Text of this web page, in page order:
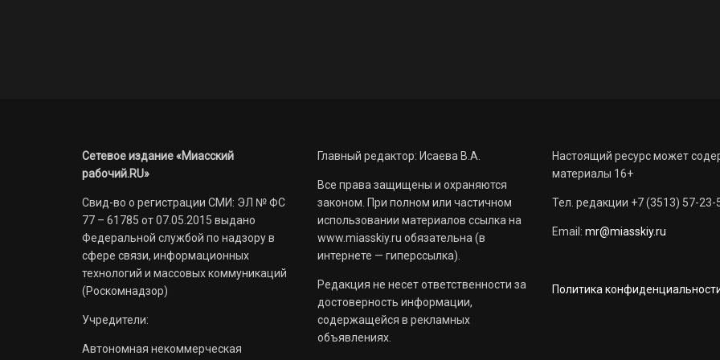
Сетевое издание «Миасский
рабочий.RU»
Свид-во о регистрации СМИ: ЭЛ № ФС
77 – 61785 от 07.05.2015 выдано
Федеральной службой по надзору в
сфере связи, информационных
технологий и массовых коммуникаций
(Роскомнадзор)
Учредители:
Автономная некоммерческая
Главный редактор: Исаева В.А.
Все права защищены и охраняются
законом. При полном или частичном
использовании материалов ссылка на
www.miasskiy.ru обязательна (в
интернете — гиперссылка).
Редакция не несет ответственности за
достоверность информации,
содержащейся в рекламных
объявлениях.
Настоящий ресурс может
материалы 16+
Тел. редакции +7 (3513) 57-23-
Email: mr@miasskiy.ru
Политика